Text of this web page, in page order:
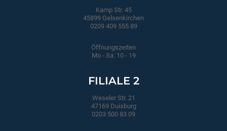
Kamp Str. 45
45899 Gelsenkirchen
0209 409 555 89
Öffnungszeiten
Mo - Sa: 10 - 19
FILIALE 2
Weseler Str. 21
47169 Duisburg
0203 500 83 09